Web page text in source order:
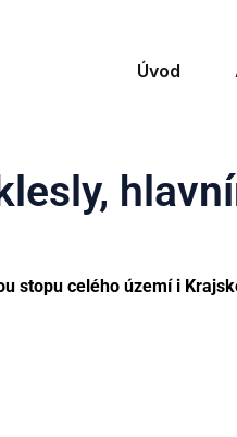
Úvod
stopu celého území i